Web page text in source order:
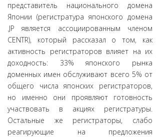
представитель национального домена
Японии (регистратура японского домена
.JP является ассоциированным членом
CENTR), который рассказал о том, как
активность регистраторов влияет на их
доходность: 33% японского рынка
доменных имен обслуживают всего 5% от
общего числа японских регистраторов,
но именно они проявляют готовность
участвовать в акциях регистратуры.
Остальные же регистраторы, слабо
реагирующие на предложения